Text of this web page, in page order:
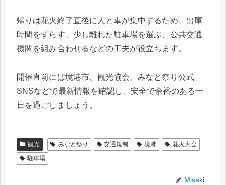
帰りは花火終了直後に人と車が集中するため、出庫
時間をずらす、少し離れた駐車場を選ぶ、公共交通
機関を組み合わせるなどの工夫が役立ちます。
開催直前には境港市、観光協会、みなと祭り公式
SNSなどで最新情報を確認し、安全で余裕のある一
日を過ごしましょう。
観光 みなと祭り 交通規制 境港
花火大会
駐車場
Misaki